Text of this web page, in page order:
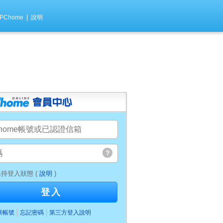
說明
登入狀態 ( 說明 )
登入
帳號 忘記密碼 第三方登入說明